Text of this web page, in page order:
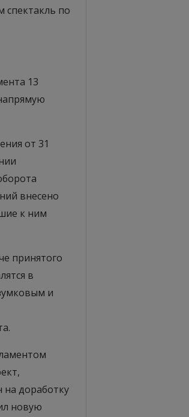
по
13
от 31
внесено
к ним
принятого
в
и
на доработку
новую